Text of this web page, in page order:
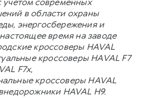
в области охраны
энергосбережения и
время на заводе
кроссоверы HAVAL
кроссоверы HAVAL F7
F7x,
кроссоверы HAVAL
HAVAL H9.